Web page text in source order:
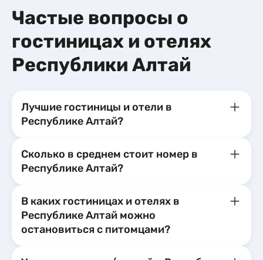
Частые вопросы о
гостиницах и отелях
Республики Алтай
Лучшие гостиницы и отели в
Республике Алтай?
Сколько в среднем стоит номер в
Республике Алтай?
В каких гостиницах и отелях в
Республике Алтай можно
остановиться с питомцами?